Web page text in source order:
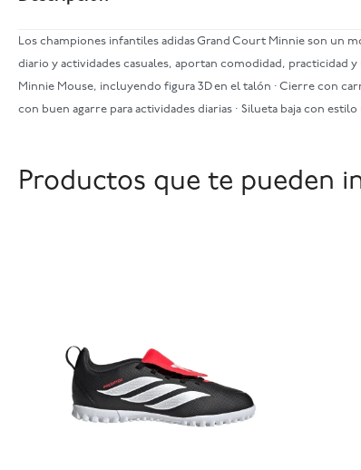
Los championes infantiles adidas Grand Court Minnie son un
diario y actividades casuales, aportan comodidad, practicidad
Minnie Mouse, incluyendo figura 3D en el talón · Cierre con
con buen agarre para actividades diarias · Silueta baja con
Productos que te pueden